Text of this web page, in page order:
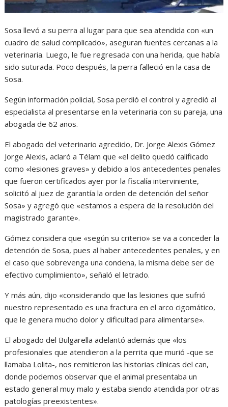
Sosa llevó a su perra al lugar para que sea atendida con «un
cuadro de salud complicado», aseguran fuentes cercanas a la
veterinaria. Luego, le fue regresada con una herida, que había
sido suturada. Poco después, la perra falleció en la casa de
Sosa.
Según información policial, Sosa perdió el control y agredió al
especialista al presentarse en la veterinaria con su pareja, una
abogada de 62 años.
El abogado del veterinario agredido, Dr. Jorge Alexis Gómez
Jorge Alexis, aclaró a Télam que «el delito quedó calificado
como «lesiones graves» y debido a los antecedentes penales
que fueron certificados ayer por la fiscalía interviniente,
solicitó al juez de garantía la orden de detención del señor
Sosa» y agregó que «estamos a espera de la resolución del
magistrado garante».
Gómez considera que «según su criterio» se va a conceder la
detención de Sosa, pues al haber antecedentes penales, y en
el caso que sobrevenga una condena, la misma debe ser de
efectivo cumplimiento», señaló el letrado.
Y más aún, dijo «considerando que las lesiones que sufrió
nuestro representado es una fractura en el arco cigomático,
que le genera mucho dolor y dificultad para alimentarse».
El abogado del Bulgarella adelantó además que «los
profesionales que atendieron a la perrita que murió -que se
llamaba Lolita-, nos remitieron las historias clínicas del can,
donde podemos observar que el animal presentaba un
estado general muy malo y estaba siendo atendida por otras
patologías preexistentes».